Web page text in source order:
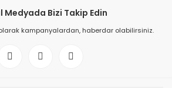
Medyada Bizi Takip Edin
kampanyalardan, haberdar olabilirsiniz.